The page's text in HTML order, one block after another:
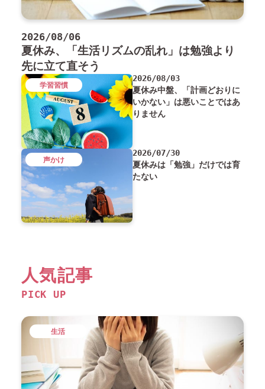
2026/08/06
夏休み、「生活リズムの乱れ」は勉強より
先に立て直そう
2026/08/03
夏休み中盤、「計画どおりに
いかない」は悪いことではあ
りません
学習習慣
2026/07/30
夏休みは「勉強」だけでは育
たない
声かけ
人気記事
PICK UP
生活